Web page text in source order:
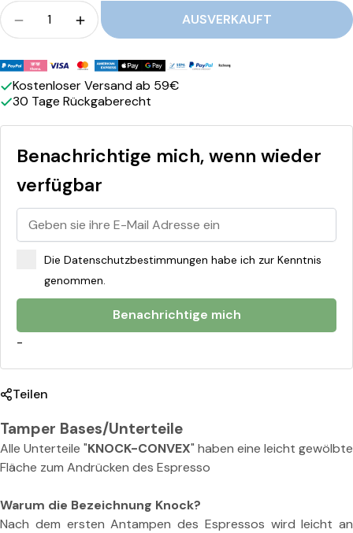
t
e
r
t
e
O
N
V
E
Menge
Menge für JoeFrex - 53 mm Tamper Unterteil
Menge für JoeFrex - 53 mm Tamper
AUSVERKAUFT
Zahlungsmethoden
Kostenloser Versand ab 59€
30 Tage Rückgaberecht
Benachrichtige mich, wenn wieder
verfügbar
Die Datenschutzbestimmungen habe ich zur Kenntnis
genommen.
Benachrichtige mich
-
Teilen
Tamper Bases/Unterteile
Alle Unterteile "KNOCK-CONVEX" haben eine leicht gewölbte
Fläche zum Andrücken des Espresso
Warum die Bezeichnung Knock?
Nach dem ersten Antampen des Espressos wird leicht an